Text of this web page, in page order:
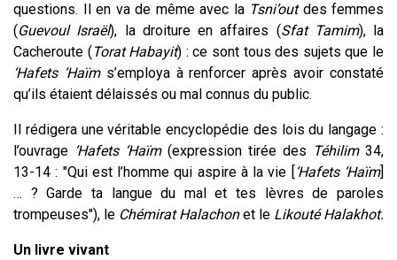
questions. Il en va de même avec la Tsni’outdes femmes
(Guevoul Israël), la droiture en affaires (Sfat Tamim), la
Cacheroute ( Torat Habayit) : ce sont tous des sujets que le
‘Hafets ‘Haïms’employa à renforcer après avoir constaté
qu’ils étaient délaissés ou mal connus du public.
Il rédigera une véritable encyclopédie des lois du langage :
l’ouvrage ‘Hafets ‘Haïm(expression tirée des Téhilim34,
13-14 : "Qui est l’homme qui aspire à la vie [
‘Hafets ‘Haïm]
… ? Garde ta langue du mal et tes lèvres de paroles
trompeuses"), le Chémirat Halachonet le Likouté Halakhot.
Un livre vivant